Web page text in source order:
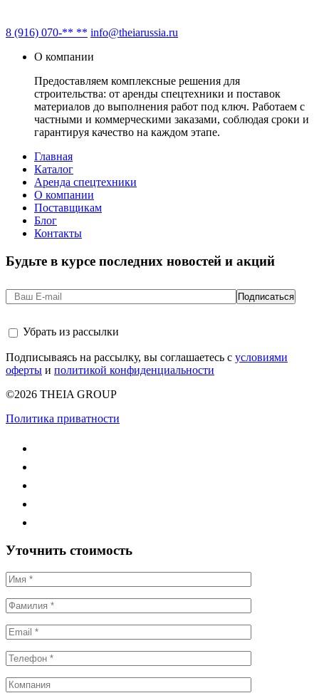
8 (916) 070-** ** info@theiarussia.ru
О компании
Предоставляем комплексные решения для
строительства: от аренды спецтехники и поставок
материалов до выполнения работ под ключ. Работаем с
частными и коммерческими заказами, соблюдая сроки и
гарантируя качество на каждом этапе.
Главная
Каталог
Аренда спецтехники
О компании
Поставщикам
Блог
Контакты
Будьте в курсе последних новостей и акций
Убрать из рассылки
Подписываясь на рассылку, вы соглашаетесь с условиями
оферты и политикой конфиденциальности
©2026 THEIA GROUP
Политика приватности
Уточнить стоимость